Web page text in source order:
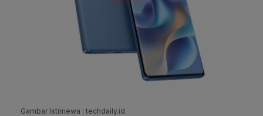
Gambar Istimewa : techdaily.id